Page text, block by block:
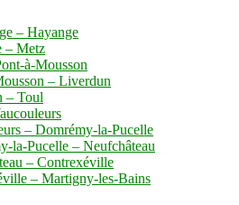
– Hayange
– Metz
à-Mousson
– Liverdun
– Toul
– Domrémy-la-Pucelle
la-Pucelle – Neufchâteau
– Contrexéville
– Martigny-les-Bains